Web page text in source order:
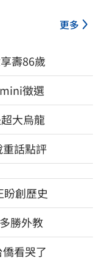
更多
壽86歲
徵選
大烏龍
話點評
創歷史
勝外教
看哭了